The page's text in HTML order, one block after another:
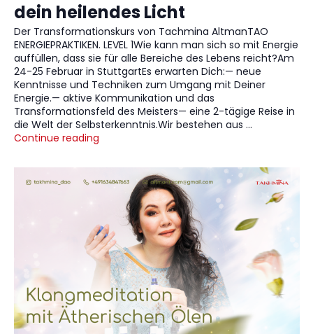
dein heilendes Licht
Der Transformationskurs von Tachmina AltmanTAO
ENERGIEPRAKTIKEN. LEVEL 1Wie kann man sich so mit Energie
auffüllen, dass sie für alle Bereiche des Lebens reicht?Am
24-25 Februar in StuttgartEs erwarten Dich:— neue
Kenntnisse und Techniken zum Umgang mit Deiner
Energie.— aktive Kommunikation und das
Transformationsfeld des Meisters— eine 2-tägige Reise in
die Welt der Selbsterkenntnis.Wir bestehen aus …
Continue reading